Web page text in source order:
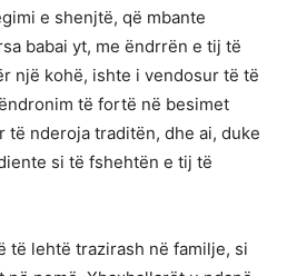
e shenjtë, që mbante
babai yt, me ëndrrën e tij të
një kohë, ishte i vendosur të të
të fortë në besimet
të nderoja traditën, dhe ai, duke
si të fshehtën e tij të
të lehtë trazirash në familje, si